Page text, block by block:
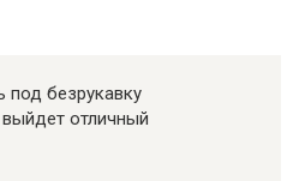
под безрукавку
отличный